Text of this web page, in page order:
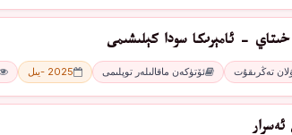
خىتاي - ئامېرىكا سودا كېلىشىمى
تەڭرىقۇت ئۆتۈكەن ماقالىلەر توپلىمى 2025 -يىل